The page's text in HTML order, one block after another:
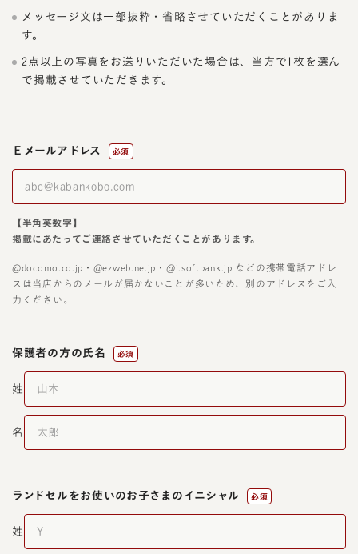
メッセージ文は一部抜粋・省略させていただくことがありま
す。
2点以上の写真をお送りいただいた場合は、当方で1枚を選ん
で掲載させていただきます。
Ｅメールアドレス 必須
【半角英数字】
掲載にあたってご連絡させていただくことがあります。
@docomo.co.jp・@ezweb.ne.jp・@i.softbank.jp などの携帯電話アドレ
スは当店からのメールが届かないことが多いため、別のアドレスをご入
力ください。
保護者の方の氏名 必須
姓
名
ランドセルをお使いのお子さまのイニシャル 必須
姓